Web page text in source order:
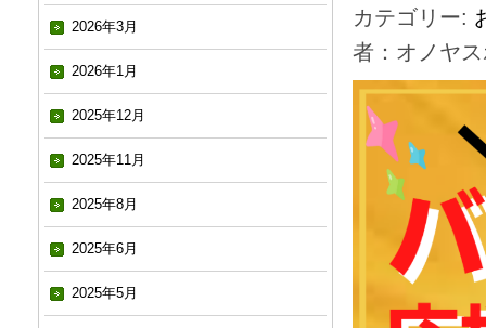
2026年3月
2026年1月
2025年12月
2025年11月
2025年8月
2025年6月
2025年5月
カテゴリー:
者：オノヤ